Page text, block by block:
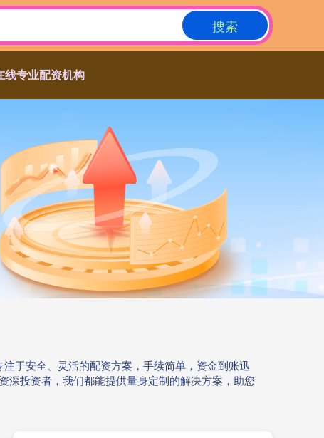
搜索
线专业配资机构
于安全、灵活的配资方案，手续简单，资金到账迅
深投资者，我们都能提供量身定制的解决方案，助您